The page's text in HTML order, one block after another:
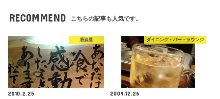
RECOMMEND こちらの記事も人気です。
居酒屋
2010.2.25
ダイニング・バー・ラウンジ
2009.12.26